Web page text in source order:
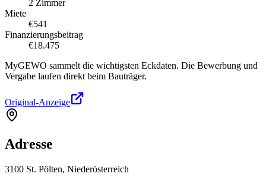
2 Zimmer
Miete
€541
Finanzierungsbeitrag
€18.475
MyGEWO sammelt die wichtigsten Eckdaten. Die Bewerbung und
Vergabe laufen direkt beim Bauträger.
Original-Anzeige
Adresse
3100 St. Pölten, Niederösterreich